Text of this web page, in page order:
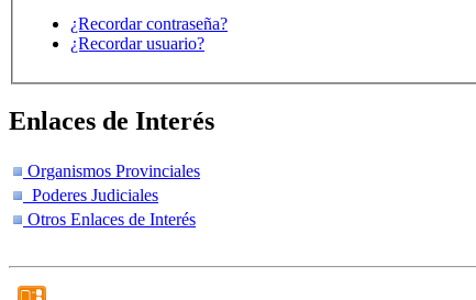
¿Recordar contraseña?
¿Recordar usuario?
Enlaces de Interés
Organismos Provinciales
Poderes Judiciales
Otros Enlaces de Interés